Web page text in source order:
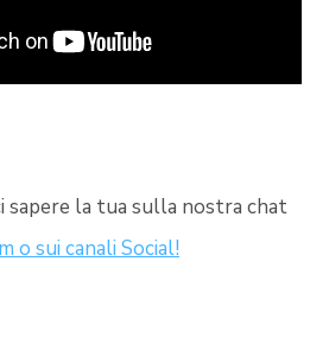
sapere la tua sulla nostra chat
o sui canali Social!